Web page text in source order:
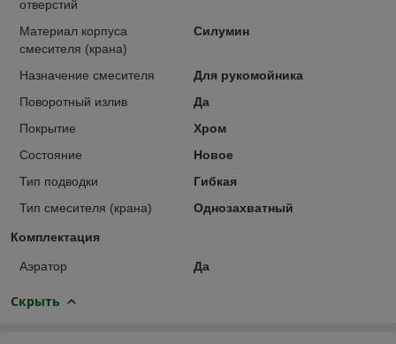
отверстий
Материал корпуса
смесителя (крана)
Силумин
Назначение смесителя
Для рукомойника
Поворотный излив
Да
Покрытие
Хром
Состояние
Новое
Тип подводки
Гибкая
Тип смесителя (крана)
Однозахватный
Комплектация
Аэратор Да
Скрыть